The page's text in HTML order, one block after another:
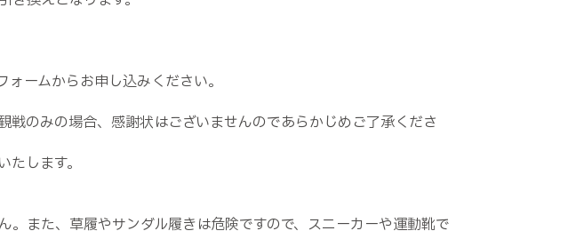
ームからお申し込みください。
戦のみの場合、感謝状はございませんのであらかじめご了承くださ
します。
また、草履やサンダル履きは危険ですので、スニーカーや運動靴で